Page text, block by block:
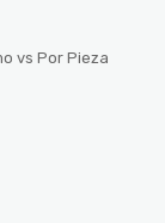
vs Por Pieza